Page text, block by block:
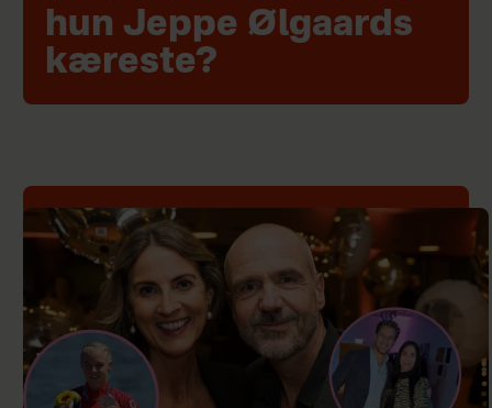
hun Jeppe Ølgaards
kæreste?